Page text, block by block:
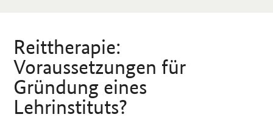
Reittherapie:
Voraussetzungen für
Gründung eines
Lehrinstituts?